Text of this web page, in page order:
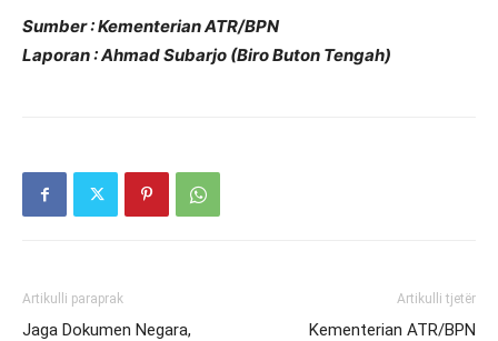
Sumber : Kementerian ATR/BPN
Laporan : Ahmad Subarjo (Biro Buton Tengah)
Artikulli paraprak
Jaga Dokumen Negara,
Artikulli tjetër
Kementerian ATR/BPN